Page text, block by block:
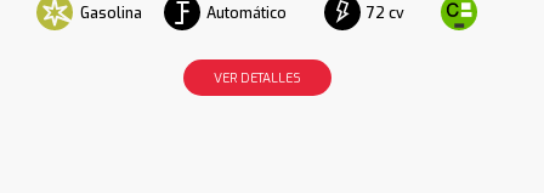
Gasolina Automático 72 cv
VER DETALLES